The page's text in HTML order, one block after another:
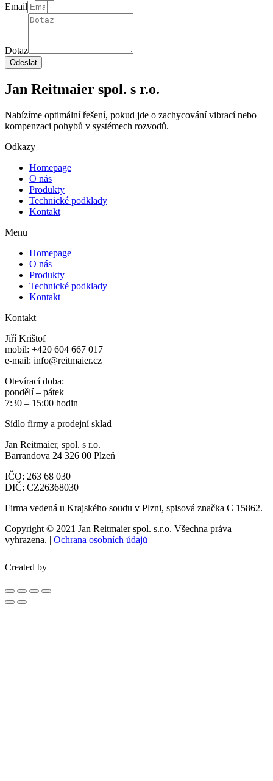
Email
Dotaz
Odeslat
Jan Reitmaier spol. s r.o.
Nabízíme optimální řešení, pokud jde o zachycování vibrací nebo
kompenzaci pohybů v systémech rozvodů.
Odkazy
Homepage
O nás
Produkty
Technické podklady
Kontakt
Menu
Homepage
O nás
Produkty
Technické podklady
Kontakt
Kontakt
Jiří Krištof
mobil: +420 604 667 017
e-mail: info@reitmaier.cz
Otevírací doba:
pondělí – pátek
7:30 – 15:00 hodin
Sídlo firmy a prodejní sklad
Jan Reitmaier, spol. s r.o.
Barrandova 24 326 00 Plzeň
IČO: 263 68 030
DIČ: CZ26368030
Firma vedená u Krajského soudu v Plzni, spisová značka C 15862.
Copyright © 2021 Jan Reitmaier spol. s.r.o. Všechna práva
vyhrazena. | Ochrana osobních údajů
Created by